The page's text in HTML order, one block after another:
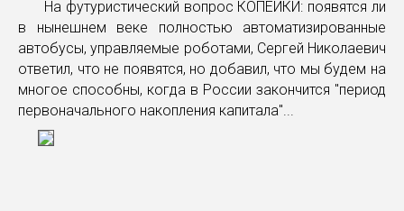
На футуристический вопрос КОПЕЙКИ: появятся ли
в нынешнем веке полностью автоматизированные
автобусы, управляемые роботами, Сергей Николаевич
ответил, что не появятся, но добавил, что мы будем на
многое способны, когда в России закончится "период
первоначального накопления капитала"...